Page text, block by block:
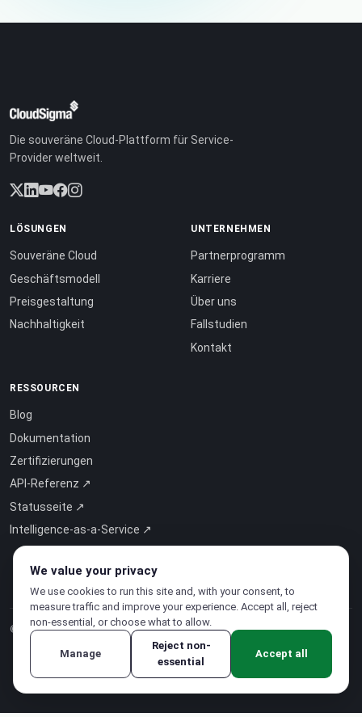
Die souveräne Cloud-Plattform für Service-
Provider weltweit.
LÖSUNGEN
Souveräne Cloud
Geschäftsmodell
Preisgestaltung
Nachhaltigkeit
UNTERNEHMEN
Partnerprogramm
Karriere
Über uns
Fallstudien
Kontakt
RESSOURCEN
Blog
Dokumentation
Zertifizierungen
API-Referenz ↗
Statusseite ↗
Intelligence-as-a-Service ↗
© 2026 CloudSigma Holding AG.Alle Rechte vorbehalten.
Datenschutzerklärung Nutzungsbedingungen
We value your privacy
We use cookies to run this site and, with your consent, to
measure traffic and improve your experience. Accept all, reject
non-essential, or choose what to allow.
Manage
Reject non-
essential
Accept all